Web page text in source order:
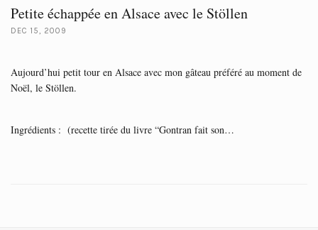
Petite échappée en Alsace avec le Stöllen
DEC 15, 2009
Aujourd’hui petit tour en Alsace avec mon gâteau préféré au moment de
Noël, le Stöllen.
Ingrédients : (recette tirée du livre “Gontran fait son…